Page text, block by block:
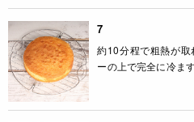
7
約10分程で粗熱が
ーの上で完全に冷ま